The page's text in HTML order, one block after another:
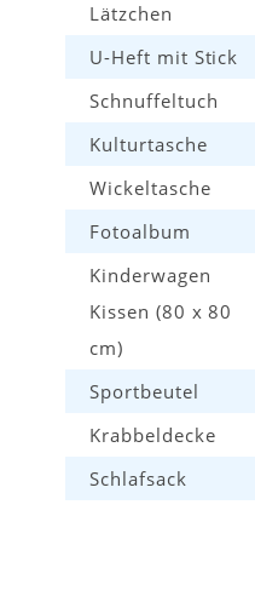
Lätzchen
U-Heft mit Stick
Schnuffeltuch
Kulturtasche
Wickeltasche
Fotoalbum
Kinderwagen
Kissen (80 x 80
cm)
Sportbeutel
Krabbeldecke
Schlafsack